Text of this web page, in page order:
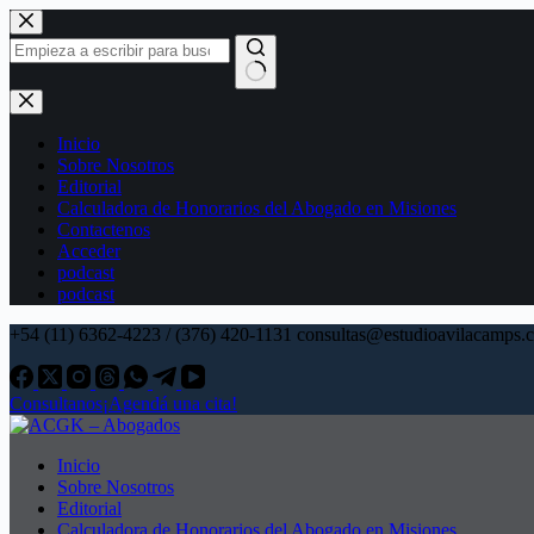
Saltar
al
contenido
Sin
resultados
Inicio
Sobre Nosotros
Editorial
Calculadora de Honorarios del Abogado en Misiones
Contactenos
Acceder
podcast
podcast
+54 (11) 6362-4223 / (376) 420-1131
Consultanos¡Agendá una cita!
Inicio
Sobre Nosotros
Editorial
Calculadora de Honorarios del Abogado en Misiones